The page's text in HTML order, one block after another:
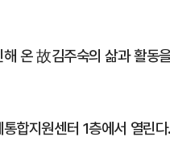
온 故김주숙의 삶과 활동
합지원센터 1층에서 열린